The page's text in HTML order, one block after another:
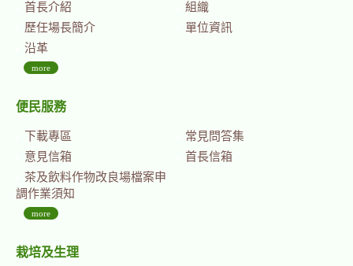
首長介紹
組織
歷任場長簡介
單位資訊
沿革
more
便民服務
下載專區
常見問答集
意見信箱
首長信箱
茶及飲料作物改良場檔案申
調作業須知
more
栽培及生理